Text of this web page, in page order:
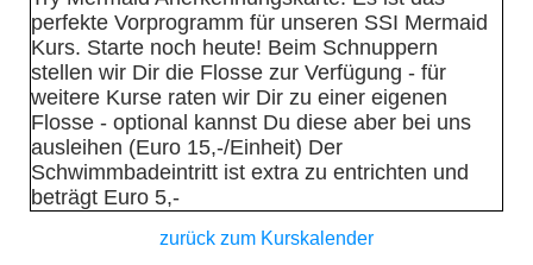
perfekte Vorprogramm für unseren SSI Mermaid
Kurs. Starte noch heute! Beim Schnuppern
stellen wir Dir die Flosse zur Verfügung - für
weitere Kurse raten wir Dir zu einer eigenen
Flosse - optional kannst Du diese aber bei uns
ausleihen (Euro 15,-/Einheit) Der
Schwimmbadeintritt ist extra zu entrichten und
beträgt Euro 5,-
zurück zum Kurskalender